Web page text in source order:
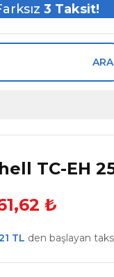
3 Taksit!
ARA
TC-EH
₺
TL den başlayan